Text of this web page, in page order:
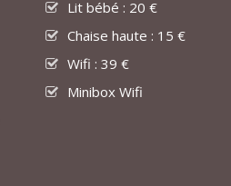
Lit bébé : 20 €
Chaise haute : 15 €
Wifi : 39 €
Minibox Wifi